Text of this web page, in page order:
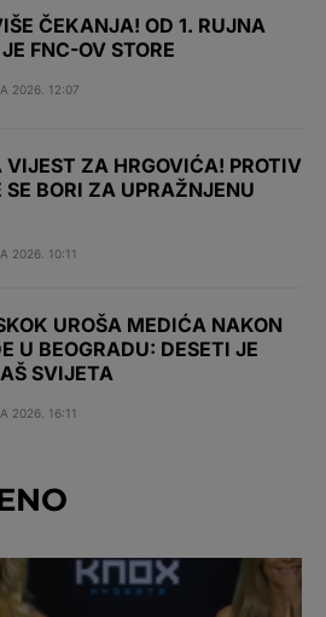
ČEKANJA! OD 1. RUJNA
FNC-OV STORE
2026. 12:07
VIJEST ZA HRGOVIĆA! PROTIV
SE BORI ZA UPRAŽNJENU
2026. 10:11
UROŠA MEDIĆA NAKON
U BEOGRADU: DESETI JE
SVIJETA
2026. 16:11